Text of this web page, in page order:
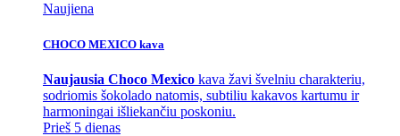
Naujiena
CHOCO MEXICO kava
Naujausia Choco Mexico kava žavi švelniu charakteriu,
sodriomis šokolado natomis, subtiliu kakavos kartumu ir
harmoningai išliekančiu poskoniu.
Prieš 5 dienas